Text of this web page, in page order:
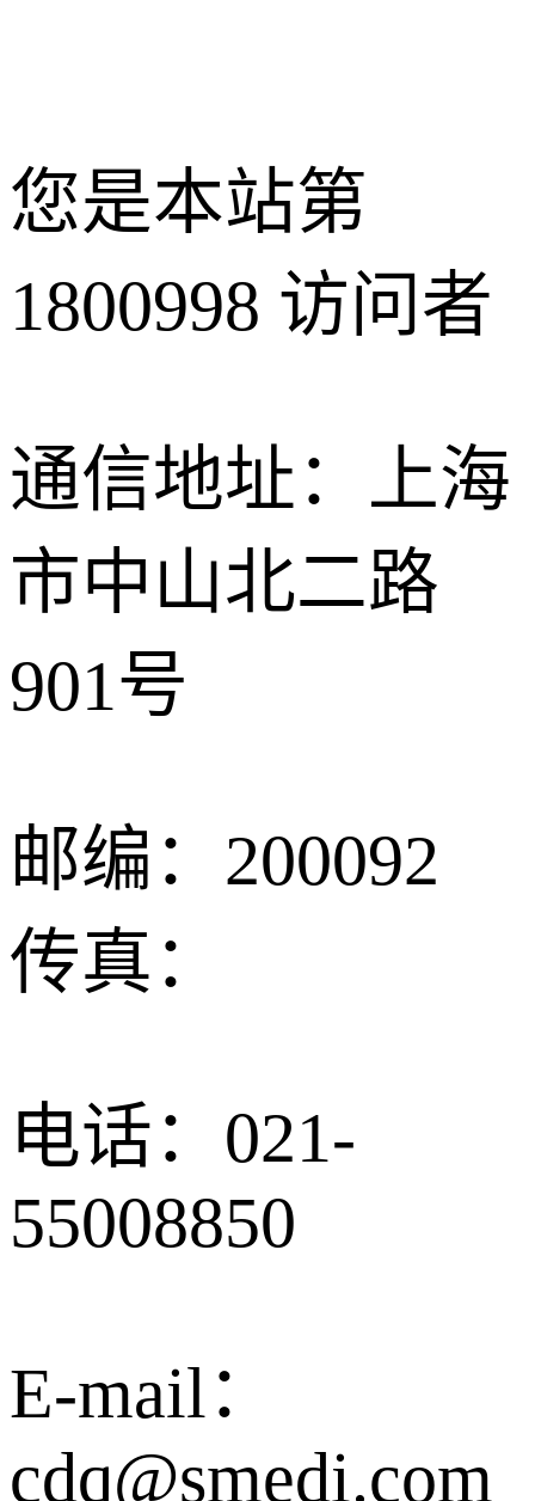
您是本站第
1800998 访问者
通信地址：上海
市中山北二路
901号
邮编：200092
传真：
电话：021-
55008850
E-mail：
cdq@smedi.com